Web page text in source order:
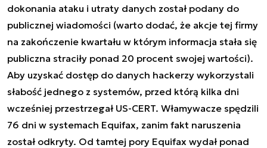
dokonania ataku i utraty danych został podany do
publicznej wiadomości (warto dodać, że akcje tej firmy
na zakończenie kwartału w którym informacja stała się
publiczna straciły ponad 20 procent swojej wartości).
Aby uzyskać dostęp do danych hackerzy wykorzystali
słabość jednego z systemów, przed którą kilka dni
wcześniej przestrzegał US-CERT. Włamywacze spędzili
76 dni w systemach Equifax, zanim fakt naruszenia
został odkryty. Od tamtej pory Equifax wydał ponad